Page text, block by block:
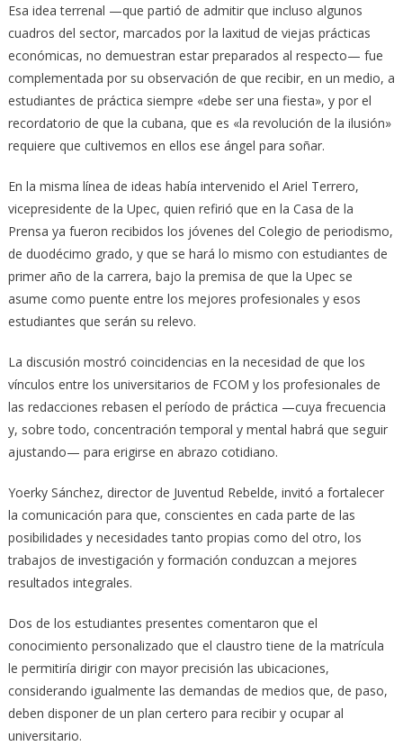
Esa idea terrenal —que partió de admitir que incluso algunos
cuadros del sector, marcados por la laxitud de viejas prácticas
económicas, no demuestran estar preparados al respecto— fue
complementada por su observación de que recibir, en un medio, a
estudiantes de práctica siempre «debe ser una fiesta», y por el
recordatorio de que la cubana, que es «la revolución de la ilusión»
requiere que cultivemos en ellos ese ángel para soñar.
En la misma línea de ideas había intervenido el Ariel Terrero,
vicepresidente de la Upec, quien refirió que en la Casa de la
Prensa ya fueron recibidos los jóvenes del Colegio de periodismo,
de duodécimo grado, y que se hará lo mismo con estudiantes de
primer año de la carrera, bajo la premisa de que la Upec se
asume como puente entre los mejores profesionales y esos
estudiantes que serán su relevo.
La discusión mostró coincidencias en la necesidad de que los
vínculos entre los universitarios de FCOM y los profesionales de
las redacciones rebasen el período de práctica —cuya frecuencia
y, sobre todo, concentración temporal y mental habrá que seguir
ajustando— para erigirse en abrazo cotidiano.
Yoerky Sánchez, director de Juventud Rebelde, invitó a fortalecer
la comunicación para que, conscientes en cada parte de las
posibilidades y necesidades tanto propias como del otro, los
trabajos de investigación y formación conduzcan a mejores
resultados integrales.
Dos de los estudiantes presentes comentaron que el
conocimiento personalizado que el claustro tiene de la matrícula
le permitiría dirigir con mayor precisión las ubicaciones,
considerando igualmente las demandas de medios que, de paso,
deben disponer de un plan certero para recibir y ocupar al
universitario.